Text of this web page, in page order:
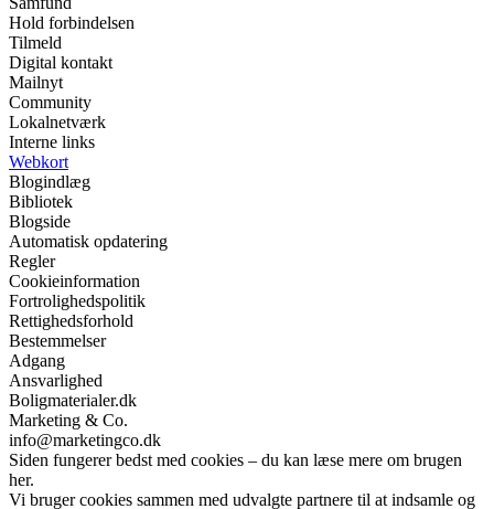
Hold forbindelsen
Tilmeld
Digital kontakt
Mailnyt
Community
Lokalnetværk
Interne links
Webkort
Blogindlæg
Bibliotek
Blogside
Automatisk opdatering
Regler
Cookieinformation
Fortrolighedspolitik
Rettighedsforhold
Bestemmelser
Adgang
Ansvarlighed
Boligmaterialer.dk
Marketing & Co.
info@marketingco.dk
Siden fungerer bedst med cookies – du kan læse mere om brugen
her.
Vi bruger cookies sammen med udvalgte partnere til at indsamle og